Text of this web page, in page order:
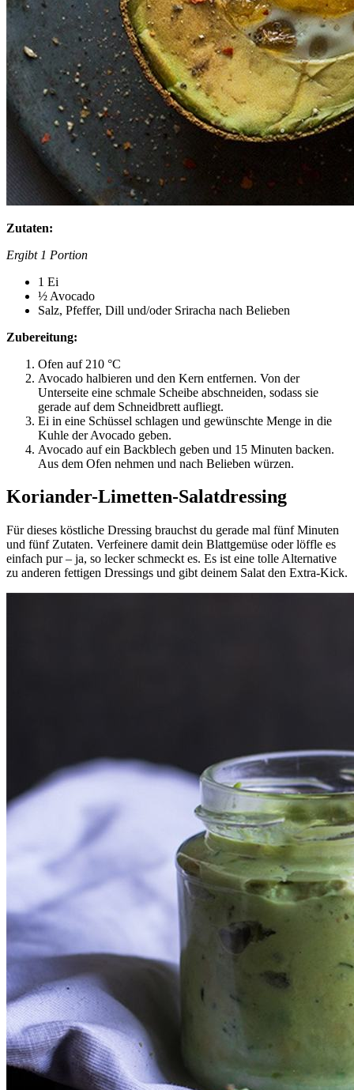
Zutaten:
Ergibt 1 Portion
1 Ei
½ Avocado
Salz, Pfeffer, Dill und/oder Sriracha nach Belieben
Zubereitung:
Ofen auf 210 °C
Avocado halbieren und den Kern entfernen. Von der
Unterseite eine schmale Scheibe abschneiden, sodass sie
gerade auf dem Schneidbrett aufliegt.
Ei in eine Schüssel schlagen und gewünschte Menge in die
Kuhle der Avocado geben.
Avocado auf ein Backblech geben und 15 Minuten backen.
Aus dem Ofen nehmen und nach Belieben würzen.
Koriander-Limetten-Salatdressing
Für dieses köstliche Dressing brauchst du gerade mal fünf Minuten
und fünf Zutaten. Verfeinere damit dein Blattgemüse oder löffle es
einfach pur – ja, so lecker schmeckt es. Es ist eine tolle Alternative
zu anderen fettigen Dressings und gibt deinem Salat den Extra-Kick.